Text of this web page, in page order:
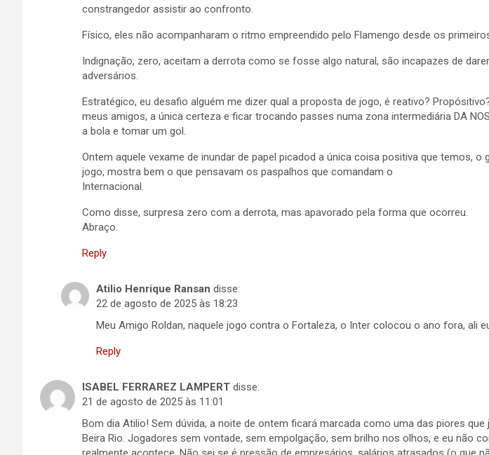
constrangedor assistir ao confronto.
Físico, eles não acompanharam o ritmo empreendido pelo Flamengo desde os
Indignação, zero, aceitam a derrota como se fosse algo natural, são incapazes de
adversários.
Estratégico, eu desafio alguém me dizer qual a proposta de jogo, é reativo?
meus amigos, a única certeza e ficar trocando passes numa zona intermediária DA
a bola e tomar um gol.
Ontem aquele vexame de inundar de papel picadod a única coisa positiva que temos, o
jogo, mostra bem o que pensavam os paspalhos que comandam o
Internacional.
Como disse, surpresa zero com a derrota, mas apavorado pela forma que ocorreu.
Abraço.
Reply
Atilio Henrique Ransan disse:
22 de agosto de 2025 às 18:23
Meu Amigo Roldan, naquele jogo contra o Fortaleza, o Inter colocou o ano fora, ali
Reply
ISABEL FERRAREZ LAMPERT disse:
21 de agosto de 2025 às 11:01
Bom dia Atilio! Sem dúvida, a noite de ontem ficará marcada como uma das piores que
Beira Rio. Jogadores sem vontade, sem empolgação, sem brilho nos olhos, e eu não